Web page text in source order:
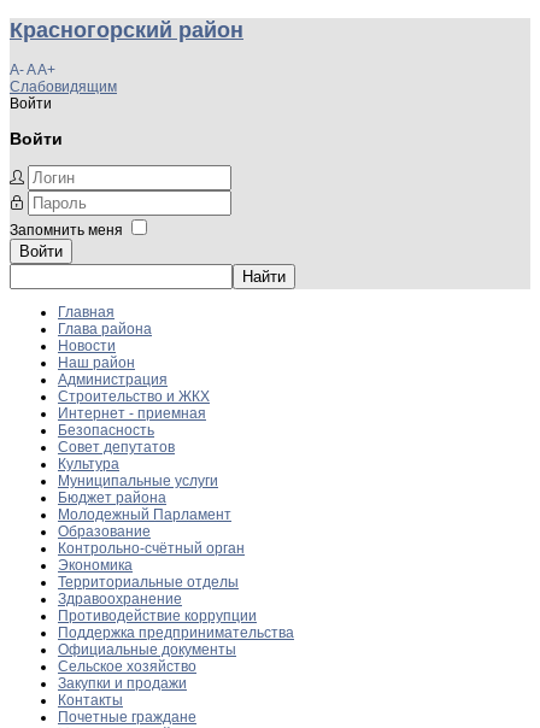
Красногорский район
A-AA+
Слабовидящим
Войти
Войти
Запомнить меня
Войти
Главная
Глава района
Новости
Наш район
Администрация
Строительство и ЖКХ
Интернет - приемная
Безопасность
Совет депутатов
Культура
Муниципальные услуги
Бюджет района
Молодежный Парламент
Образование
Контрольно-счётный орган
Экономика
Территориальные отделы
Здравоохранение
Противодействие коррупции
Поддержка предпринимательства
Официальные документы
Сельское хозяйство
Закупки и продажи
Контакты
Почетные граждане